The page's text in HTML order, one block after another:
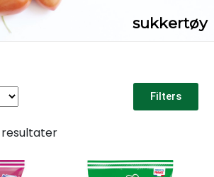
sukkertøy
Filters
resultater